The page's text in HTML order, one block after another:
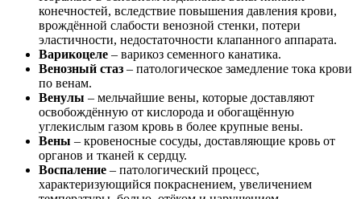
конечностей, вследствие повышения давления крови,
врождённой слабости венозной стенки, потери
эластичности, недостаточности клапанного аппарата.
Варикоцеле – варикоз семенного канатика.
Венозный стаз – патологическое замедление тока крови
по венам.
Венулы – мельчайшие вены, которые доставляют
освобождённую от кислорода и обогащённую
углекислым газом кровь в более крупные вены.
Вены – кровеносные сосуды, доставляющие кровь от
органов и тканей к сердцу.
Воспаление – патологический процесс,
характеризующийся покраснением, увеличением